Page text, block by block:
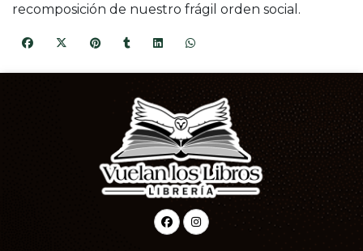
recomposición de nuestro frágil orden social.